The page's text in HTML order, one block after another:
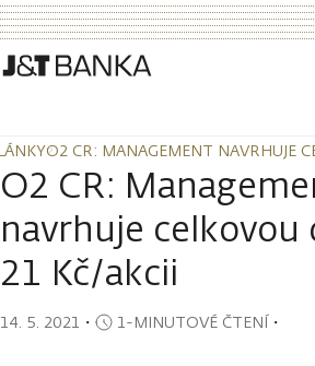
O2 CR: MANAGEMENT NAVRHUJE
O2 CR: MANAGEMENT NAVRHUJE
O2 CR:
navrhuje celkovou
21 Kč/akcii
14. 5. 2021 ・ 1-MINUTOVÉ ČTENÍ・